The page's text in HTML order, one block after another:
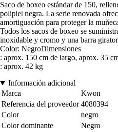
Saco de boxeo estándar de 150,
polipiel negra. La serie renovada
amortiguación para proteger la
Todos los sacos de boxeo se
inoxidable y cromo y una barra
Color: NegroDimensiones
: aprox. 150 cm de largo, aprox. 35
: aprox. 42 kg
Información adicional
Marca
Kwon
Referencia del proveedor 4080394
Color
negro
Color dominante
Negro